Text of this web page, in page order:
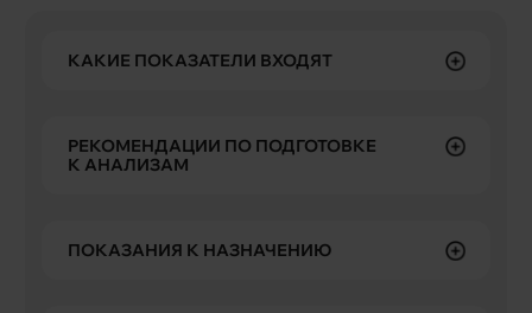
КАКИЕ ПОКАЗАТЕЛИ ВХОДЯТ
РЕКОМЕНДАЦИИ ПО ПОДГОТОВКЕ
К АНАЛИЗАМ
ПОКАЗАНИЯ К НАЗНАЧЕНИЮ